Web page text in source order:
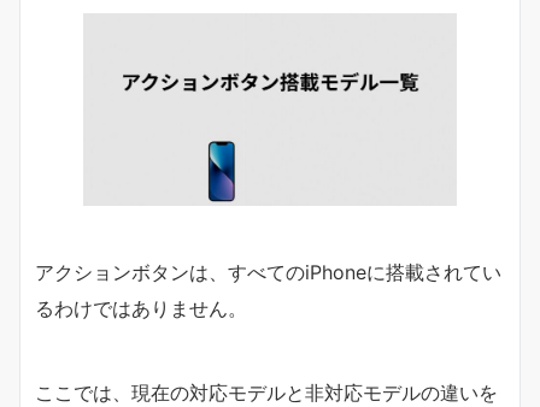
アクションボタンは、すべてのiPhoneに搭載されてい
るわけではありません。
ここでは、現在の対応モデルと非対応モデルの違いを